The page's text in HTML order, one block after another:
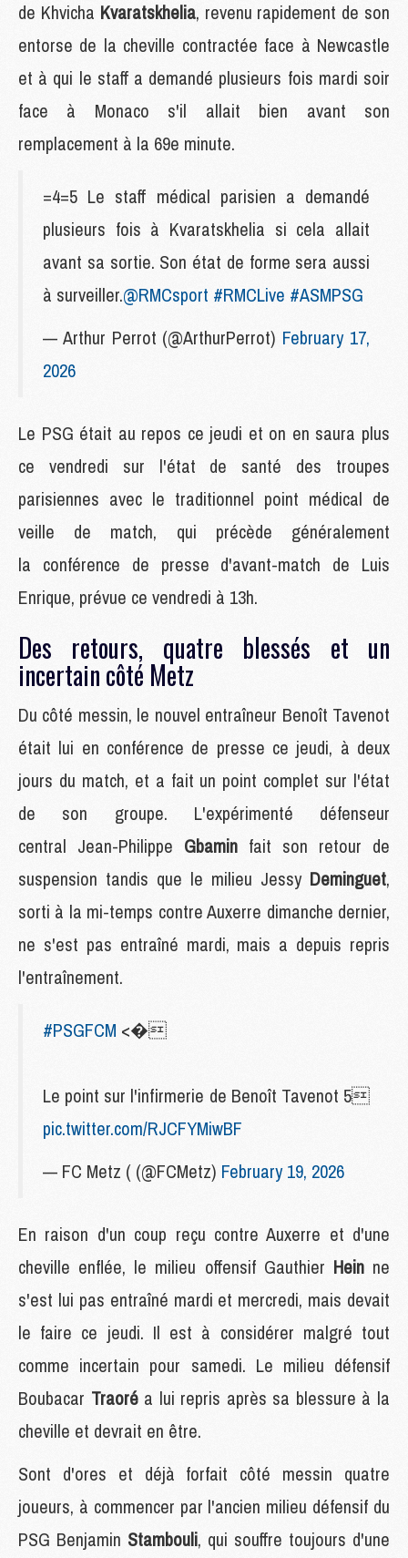
de Khvicha Kvaratskhelia, revenu rapidement de son
entorse de la cheville contractée face à Newcastle
et à qui le staff a demandé plusieurs fois mardi soir
face à Monaco s'il allait bien avant son
remplacement à la 69e minute.
=4=5 Le staff médical parisien a demandé
plusieurs fois à Kvaratskhelia si cela allait
avant sa sortie. Son état de forme sera aussi
à surveiller.@RMCsport #RMCLive #ASMPSG
— Arthur Perrot (@ArthurPerrot) February 17,
2026
Le PSG était au repos ce jeudi et on en saura plus
ce vendredi sur l'état de santé des troupes
parisiennes avec le traditionnel point médical de
veille de match, qui précède généralement
la conférence de presse d'avant-match de Luis
Enrique, prévue ce vendredi à 13h.
Des retours, quatre blessés et un
incertain côté Metz
Du côté messin, le nouvel entraîneur Benoît Tavenot
était lui en conférence de presse ce jeudi, à deux
jours du match, et a fait un point complet sur l'état
de son groupe. L'expérimenté défenseur
central Jean-Philippe Gbamin fait son retour de
suspension tandis que le milieu Jessy Deminguet,
sorti à la mi-temps contre Auxerre dimanche dernier,
ne s'est pas entraîné mardi, mais a depuis repris
l'entraînement.
#PSGFCM <�
Le point sur l'infirmerie de Benoît Tavenot 5
pic.twitter.com/RJCFYMiwBF
— FC Metz ( (@FCMetz) February 19, 2026
En raison d'un coup reçu contre Auxerre et d'une
cheville enflée, le milieu offensif Gauthier Hein ne
s'est lui pas entraîné mardi et mercredi, mais devait
le faire ce jeudi. Il est à considérer malgré tout
comme incertain pour samedi. Le milieu défensif
Boubacar Traoré a lui repris après sa blessure à la
cheville et devrait en être.
Sont d'ores et déjà forfait côté messin quatre
joueurs, à commencer par l'ancien milieu défensif du
PSG Benjamin Stambouli, qui souffre toujours d'une